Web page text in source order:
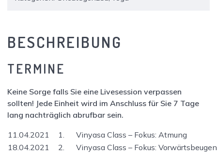
BESCHREIBUNG
TERMINE
Keine Sorge falls Sie eine Livesession verpassen
sollten! Jede Einheit wird im Anschluss für Sie 7 Tage
lang nachträglich abrufbar sein.
11.04.2021
1. Vinyasa Class – Fokus: Atmung
18.04.2021
2. Vinyasa Class – Fokus: Vorwärtsbeugen